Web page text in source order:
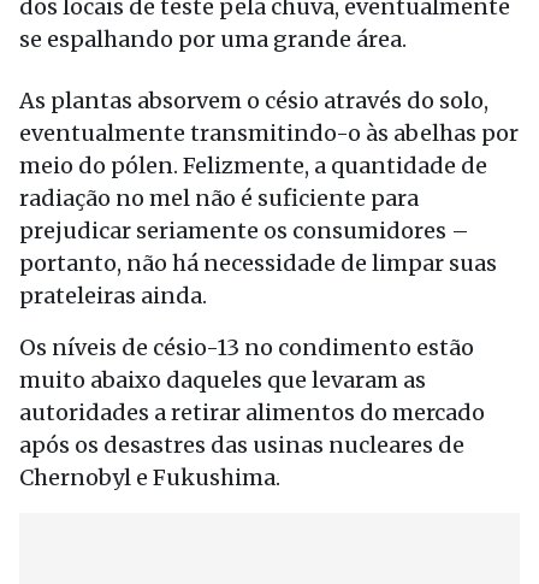
dos locais de teste pela chuva, eventualmente
se espalhando por uma grande área.
As plantas absorvem o césio através do solo,
eventualmente transmitindo-o às abelhas por
meio do pólen. Felizmente, a quantidade de
radiação no mel não é suficiente para
prejudicar seriamente os consumidores –
portanto, não há necessidade de limpar suas
prateleiras ainda.
Os níveis de césio-13 no condimento estão
muito abaixo daqueles que levaram as
autoridades a retirar alimentos do mercado
após os desastres das usinas nucleares de
Chernobyl e Fukushima.